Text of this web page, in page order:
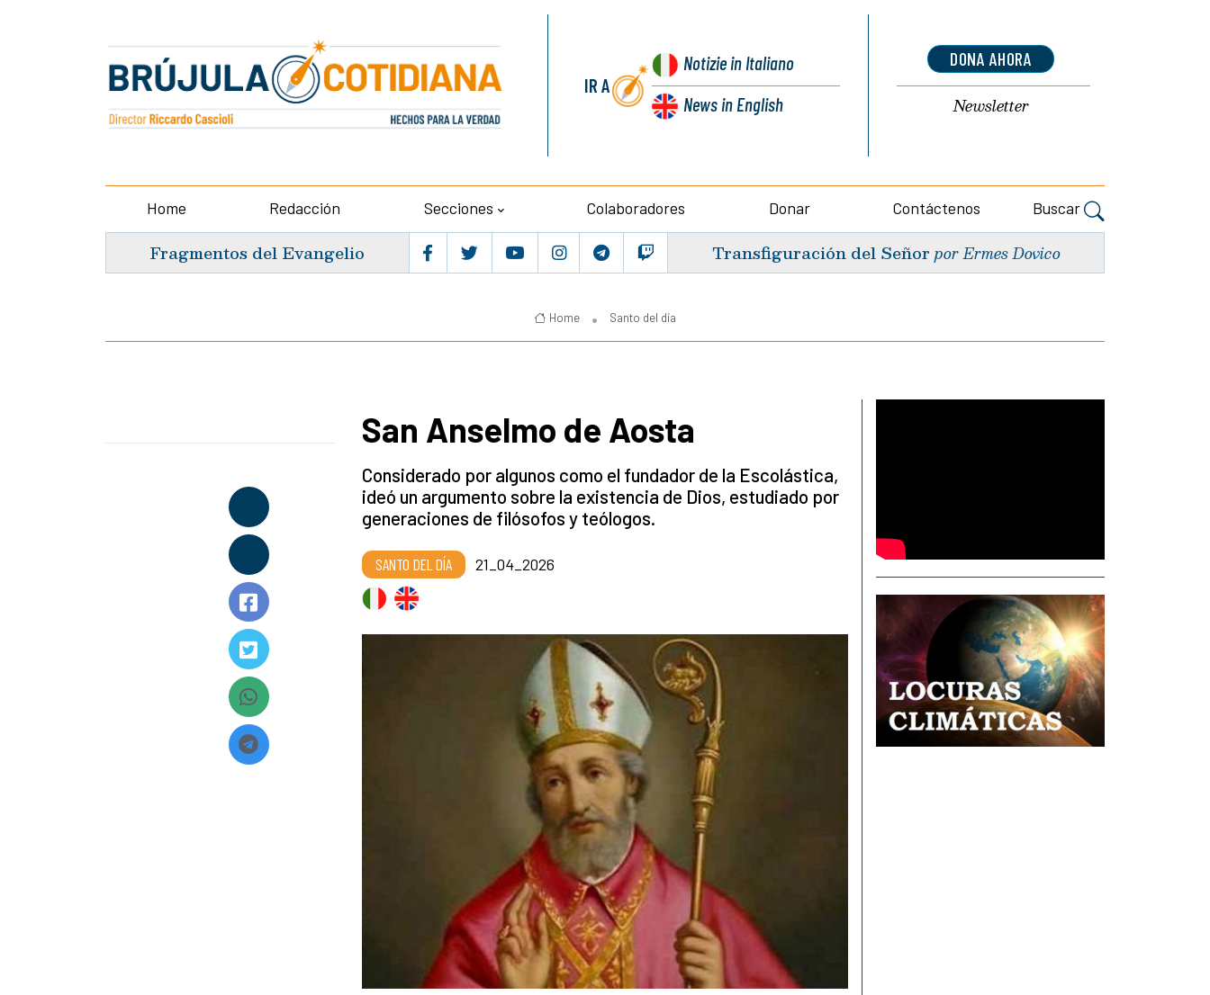
IR A
Notiziein Italiano
News in English
DONA AHORA
Newsletter
Home Redacción Secciones Colaboradores Donar Contáctenos Buscar
Fragmentos del Evangelio Transfiguración del Señor por Ermes Dovico
Home Santo del día
San Anselmo de Aosta
Considerado por algunos como el fundador de la Escolástica,
ideó un argumento sobre la existencia de Dios, estudiado por
generaciones de filósofos y teólogos.
SANTO DEL DÍA 21_04_2026